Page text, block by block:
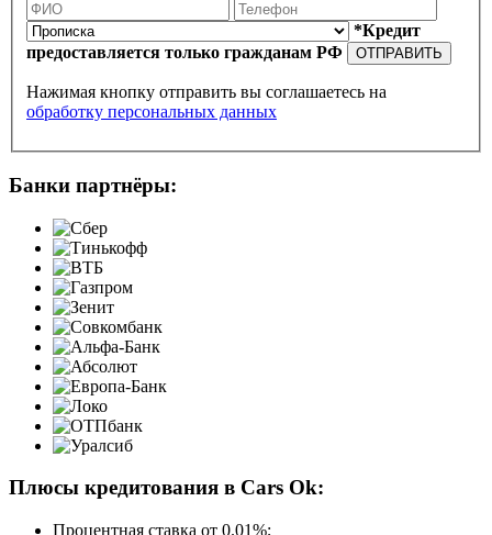
*Кредит
предоставляется только гражданам РФ
ОТПРАВИТЬ
Нажимая кнопку отправить вы соглашаетесь на
обработку персональных данных
Банки партнёры:
Плюсы кредитования в Cars Ok:
Процентная ставка от 0.01%;